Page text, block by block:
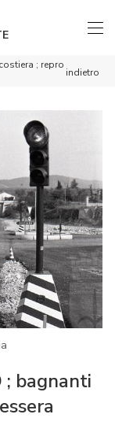
indietro
; repro
; bagnanti